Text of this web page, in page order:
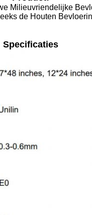
Milieuvriendelijke
de Houten
Specificaties